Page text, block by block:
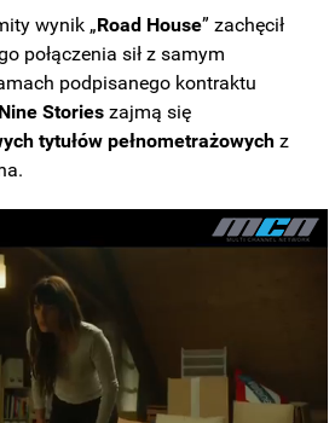
wynik „Road House” zachęcił
połączenia sił z samym
podpisanego kontraktu
Nine Stories zajmą się
tytułów pełnometrażowych z